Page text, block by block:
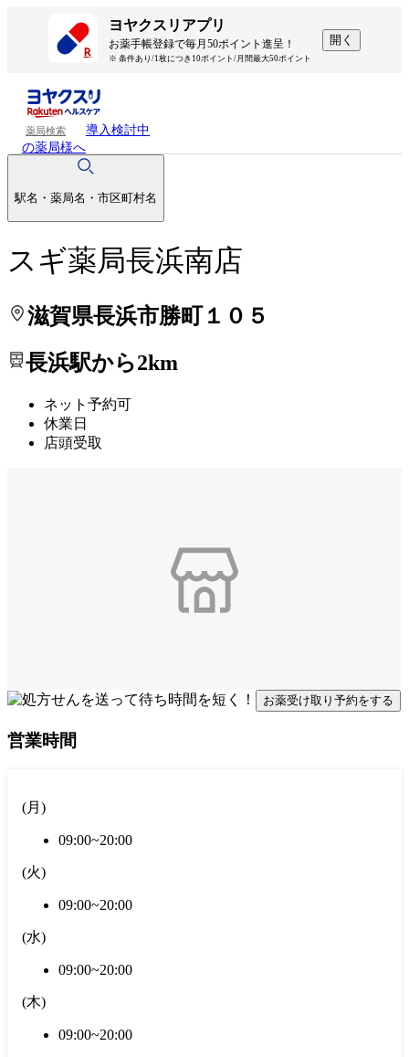
ヨヤクスリアプリ
お薬手帳登録で毎月50ポイント進呈！
※ 条件あり/1枚につき10ポイント/月間最大50ポイント
開く
薬局検索
導入検討中
の薬局様へ
駅名・薬局名・市区町村名
スギ薬局長浜南店
滋賀県長浜市勝町１０５
長浜駅から2km
ネット予約可
休業日
店頭受取
処方せんを送って待ち時間を短く！
お薬受け取り予約をする
営業時間
(月 )
09:00~20:00
(火)
09:00~20:00
(水)
09:00~20:00
(木)
09:00~20:00
処方せんを送って待ち時間を短く！